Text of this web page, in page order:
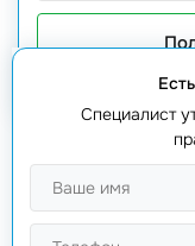
Вам
Специалист